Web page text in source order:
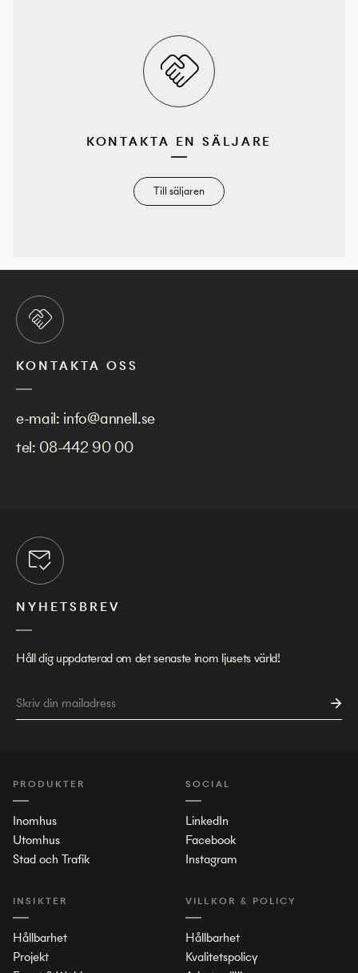
KONTAKTA EN SÄLJARE
Till säljaren
KONTAKTA OSS
e-mail: info@annell.se
tel: 08-442 90 00
NYHETSBREV
Håll dig uppdaterad om det senaste inom ljusets värld!
PRODUKTER
Inomhus
Utomhus
Stad och Trafik
INSIKTER
Hållbarhet
Projekt
SOCIAL
LinkedIn
Facebook
Instagram
VILLKOR & POLICY
Hållbarhet
Kvalitetspolicy